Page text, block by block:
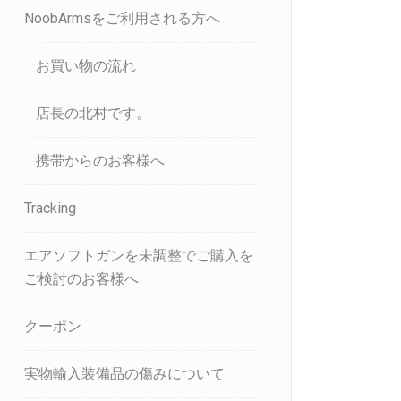
NoobArmsをご利用される方へ
お買い物の流れ
店長の北村です。
携帯からのお客様へ
Tracking
エアソフトガンを未調整でご購入を
ご検討のお客様へ
クーポン
実物輸入装備品の傷みについて